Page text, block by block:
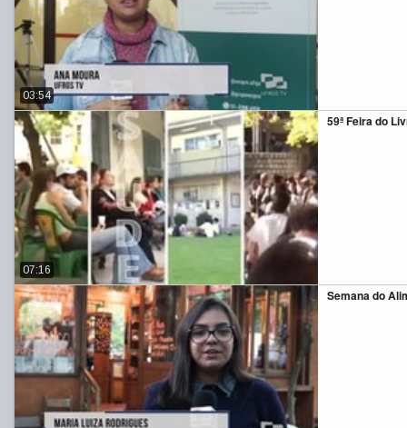
03:54
59ª Feira do
07:16
Semana do